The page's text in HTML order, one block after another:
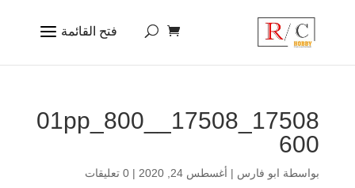
17508_17508_01pp_800_
600
بواسطة ابو فارس | أغسطس 24, 2020 | 0 تعليقات